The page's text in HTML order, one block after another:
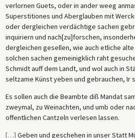
verlornen Guets, oder in ander weeg
Superstitiones und Aberglauben mit
oder dergleichen verdächtige sachen
inquiriern und nach[zu]forschen,
dergleichen gesellen, wie auch etliche
solchen sachen gemeinigklich raht
Schmidt auff dem Landt, und wol auch in
seltzame Künst yeben und gebrauchen, Ir
Es sollen auch die Beambte diß Mandat
zweymal, zu Weinachten, und umb oder
offentlichen Cantzeln verlesen lassen.
[…] Geben und geschehen in unser Statt